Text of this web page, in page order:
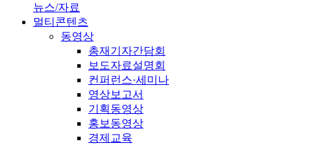
뉴스/자료
멀티콘텐츠
동영상
총재기자간담회
보도자료설명회
컨퍼런스·세미나
영상보고서
기획동영상
홍보동영상
경제교육